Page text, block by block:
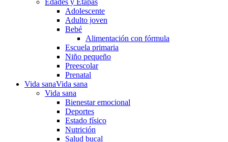
Edades y Etapas
Adolescente
Adulto joven
Bebé
Alimentación con fórmula
Escuela primaria
Niño pequeño
Preescolar
Prenatal
Vida sanaVida sana
Vida sana
Bienestar emocional
Deportes
Estado físico
Nutrición
Salud bucal